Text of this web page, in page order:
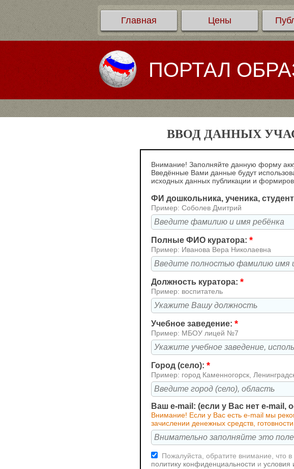
Главная Цены
ПОРТАЛ
ВВОД ДАННЫХ
Внимание! Заполняйте данную форму
Введённые Вами данные будут
исходных данных публикации и
ФИ дошкольника, ученика,
Пример: Соболев Дмитрий
Полные ФИО куратора: *
Пример: Иванова Вера Николаевна
Должность куратора: *
Пример: воспитатель
Учебное заведение: *
Пример: МБОУ лицей №7
Город (село): *
Пример: город Каменногорск,
Ваш e-mail: (если у Вас нет e-mail,
Внимание! Если у Вас есть e-mail мы
зачислении денежных средств,
Пожалуйста, обратите внимание, что
политику конфиденциальности и условия